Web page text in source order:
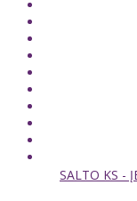
SALTO KS -